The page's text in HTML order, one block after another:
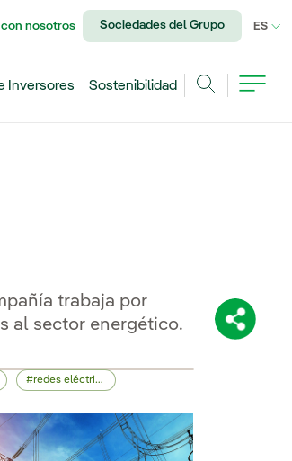
con nosotros Sociedades del Grupo ES
Inversores
Sostenibilidad
trabaja por
al sector energético.
redes eléctricas